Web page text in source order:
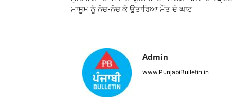
ਮਾਸੂਮ ਨੂੰ ਨੋਚ-ਨੋਚ ਕੇ ਉਤਾਰਿਆ ਮੌਤ ਦੇ ਘਾਟ
Admin
www.PunjabiBulletin.in